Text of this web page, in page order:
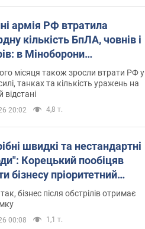
армія РФ втратила
кількість БпЛА, човнів і
в Міноборони
статистику
місяця також зросли втрати РФ у
танках та кількість уражень на
відстані
20:02 4,8 т.
швидкі та нестандартні
Корецький пообіцяв
бізнесу пріоритетний
до наявних складських
бізнес після обстрілів отримає
00:08 1,1 т.